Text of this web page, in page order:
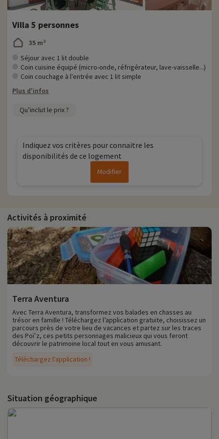
Villa 5 personnes
35 m²
Séjour avec 1 lit double
Coin cuisine équipé (micro-onde, réfrigérateur, lave-vaisselle...)
Coin couchage à l'entrée avec 1 lit simple
Plus d'infos
Qu’inclut le prix ?
Indiquez vos critères pour connaitre les
disponibilités de ce logement
Modifier
Activités à proximité
Terra Aventura
Téléchargez l'application !
Avec Terra Aventura, transformez vos balades en chasses au
trésor en famille ! Téléchargez l’application gratuite, choisissez un
parcours près de votre lieu de vacances et partez sur les traces
des Poï’z, ces petits personnages malicieux qui vous feront
découvrir le patrimoine local tout en vous amusant.
Situation géographique